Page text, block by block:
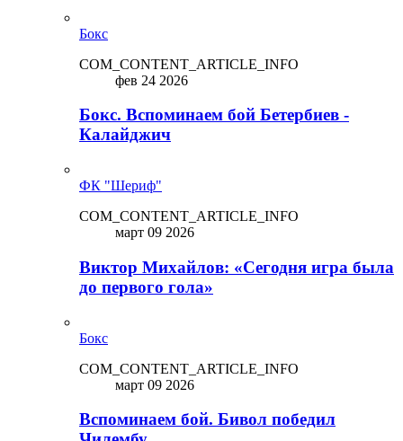
Бокс
COM_CONTENT_ARTICLE_INFO
фев 24 2026
Бокс. Вспоминаем бой Бетербиев -
Калайджич
ФК "Шериф"
COM_CONTENT_ARTICLE_INFO
март 09 2026
Виктор Михайлов: «Сегодня игра была
до первого гола»
Бокс
COM_CONTENT_ARTICLE_INFO
март 09 2026
Вспоминаем бой. Бивол победил